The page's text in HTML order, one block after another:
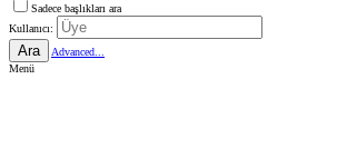
Sadece başlıkları ara
Kullanıcı:
Ara
Advanced...
Menü